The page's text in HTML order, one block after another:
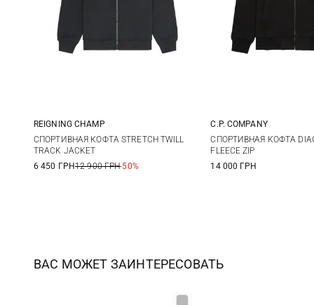
M L XL XXL
REIGNING CHAMP
СПОРТИВНАЯ КОФТА STRETCH TWILL
TRACK JACKET
6 450 ГРН12 900 ГРН-50%
S M
XXL
C.P. COMPANY
СПОРТИВНАЯ КОФТА
FLEECE ZIP
14 000 ГРН
ВАС МОЖЕТ ЗАИНТЕРЕСОВАТЬ